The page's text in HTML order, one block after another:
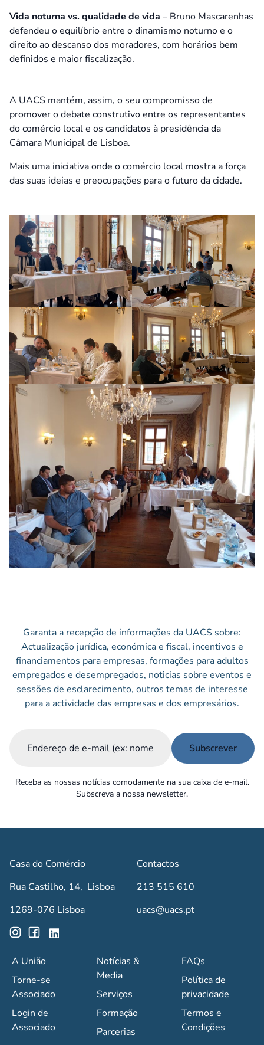
Vida noturna vs. qualidade de vida – Bruno Mascarenhas
defendeu o equilíbrio entre o dinamismo noturno e o
direito ao descanso dos moradores, com horários bem
definidos e maior fiscalização.
A UACS mantém, assim, o seu compromisso de
promover o debate construtivo entre os representantes
do comércio local e os candidatos à presidência da
Câmara Municipal de Lisboa.
Mais uma iniciativa onde o comércio local mostra a força
das suas ideias e preocupações para o futuro da cidade.
Garanta a recepção de informações da UACS sobre:
Actualização jurídica, económica e fiscal, incentivos e
financiamentos para empresas, formações para adultos
empregados e desempregados, noticias sobre eventos e
sessões de esclarecimento, outros temas de interesse
para a actividade das empresas e dos empresários.
Receba as nossas notícias comodamente na sua caixa de e-mail.
Subscreva a nossa newsletter.
Casa do Comércio
Rua Castilho, 14, Lisboa
1269-076 Lisboa
Contactos
213 515 610
uacs@uacs.pt
A União
Torne-se
Associado
Login de
Associado
Notícias &
Media
Serviços
Formação
Parcerias
FAQs
Política de
privacidade
Termos e
Condições